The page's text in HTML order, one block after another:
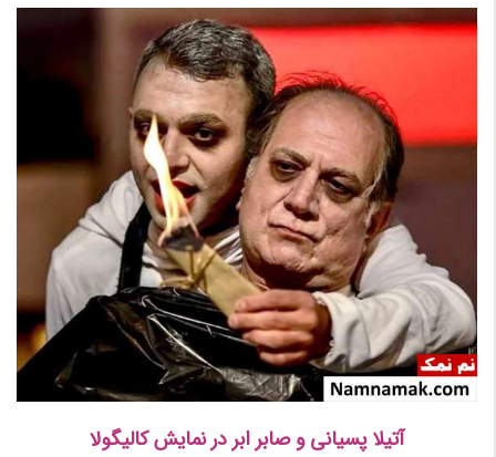
آتیلا پسیانی و صابر ابر در نمایش کالیگولا